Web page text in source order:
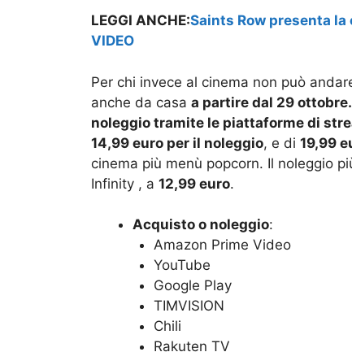
LEGGI ANCHE:Saints Row presenta
VIDEO
Per chi invece al cinema non può
anche da casa a partire dal 29
noleggio tramite le piattaforme di
14,99 euro per il noleggio, e di 19,99
cinema più menù popcorn. Il noleggio
Infinity , a 12,99 euro.
Acquisto o noleggio:
Amazon Prime Video
YouTube
Google Play
TIMVISION
Chili
Rakuten TV